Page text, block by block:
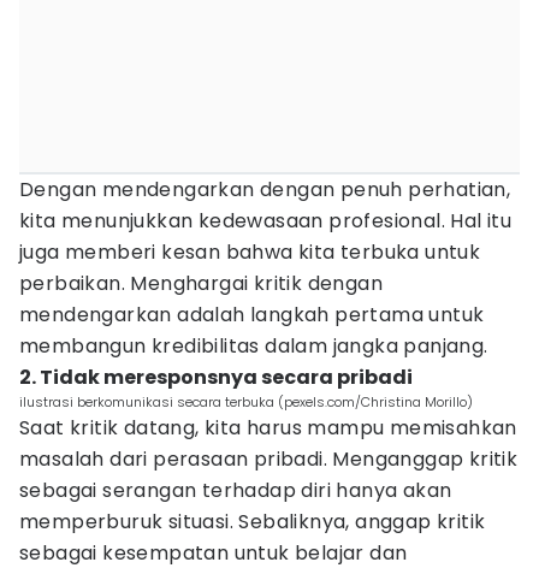
Dengan mendengarkan dengan penuh perhatian,
kita menunjukkan kedewasaan profesional. Hal itu
juga memberi kesan bahwa kita terbuka untuk
perbaikan. Menghargai kritik dengan
mendengarkan adalah langkah pertama untuk
membangun kredibilitas dalam jangka panjang.
2. Tidak meresponsnya secara pribadi
ilustrasi berkomunikasi secara terbuka (pexels.com/Christina Morillo)
Saat kritik datang, kita harus mampu memisahkan
masalah dari perasaan pribadi. Menganggap kritik
sebagai serangan terhadap diri hanya akan
memperburuk situasi. Sebaliknya, anggap kritik
sebagai kesempatan untuk belajar dan